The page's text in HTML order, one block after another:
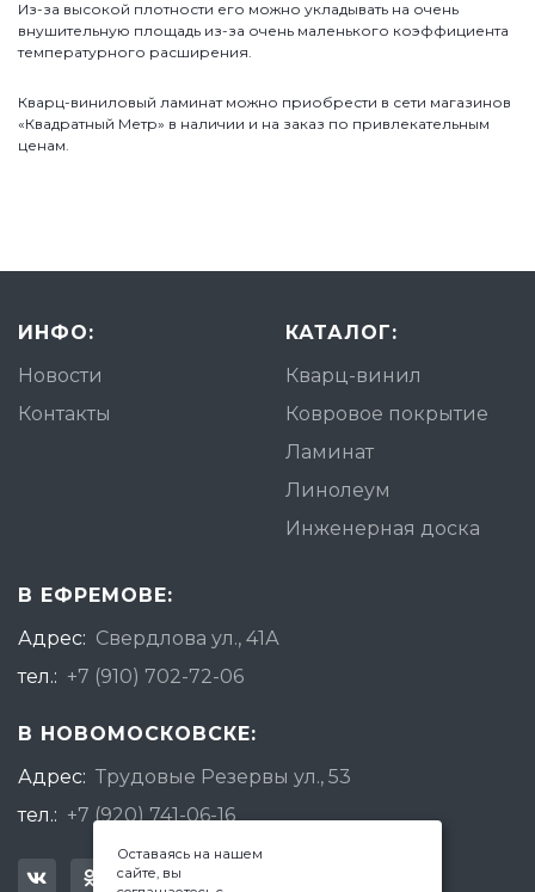
Из-за высокой плотности его можно укладывать на очень
внушительную площадь из-за очень маленького коэффициента
температурного расширения.
Кварц-виниловый ламинат можно приобрести в сети магазинов
«Квадратный Метр» в наличии и на заказ по привлекательным
ценам.
ИНФО:
Новости
Контакты
КАТАЛОГ:
Кварц-винил
Ковровое покрытие
Ламинат
Линолеум
Инженерная доска
В ЕФРЕМОВЕ:
Адрес: Свердлова ул., 41А
тел.: +7 (910) 702-72-06
В НОВОМОСКОВСКЕ:
Адрес: Трудовые Резервы ул., 53
тел.: +7 (920) 741-06-16
Оставаясь на нашем
сайте, вы